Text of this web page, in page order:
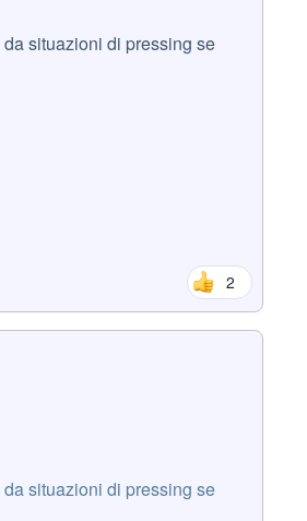
situazioni di pressing se
2
situazioni di pressing se